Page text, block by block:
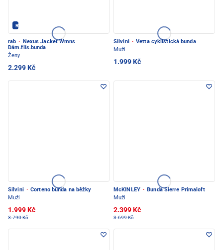
Rab - PEC POD SNĚŽKOU
rab ·
Nexus Jacket Wmns
Dám.flís.bunda
Ženy
2.299 Kč
Silvini · Vetta cyklistická bunda
Muži
1.999 Kč
Silvini · Corteno bunda na běžky
Muži
1.999 Kč
3.790 Kč
McKINLEY · Bunda Sierre Primaloft
Muži
2.399 Kč
3.699 Kč